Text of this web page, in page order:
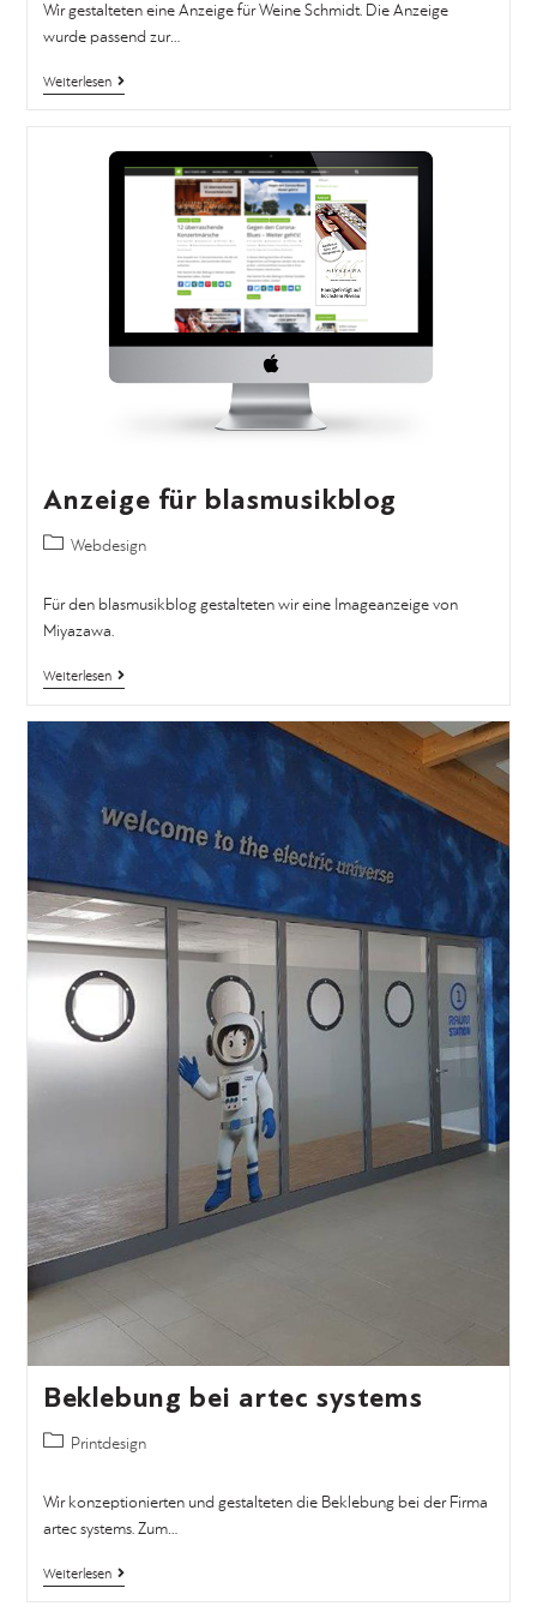
Wir gestalteten eine Anzeige für Weine Schmidt. Die Anzeige
wurde passend zur…
Weiterlesen
Anzeige für blasmusikblog
Webdesign
Für den blasmusikblog gestalteten wir eine Imageanzeige von
Miyazawa.
Weiterlesen
Beklebung bei artec systems
Printdesign
Wir konzeptionierten und gestalteten die Beklebung bei der Firma
artec systems. Zum…
Weiterlesen